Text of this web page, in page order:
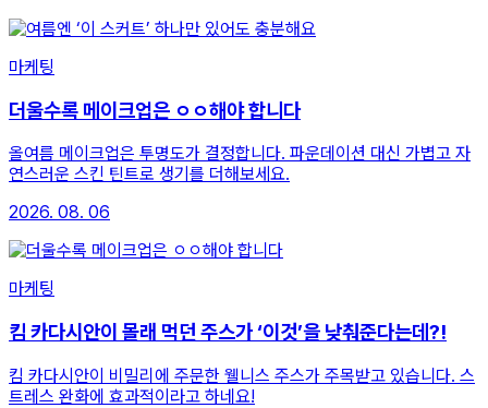
마케팅
더울수록 메이크업은 ㅇㅇ해야 합니다
올여름 메이크업은 투명도가 결정합니다. 파운데이션 대신 가볍고 자
연스러운 스킨 틴트로 생기를 더해보세요.
2026. 08. 06
마케팅
킴 카다시안이 몰래 먹던 주스가 ‘이것’을 낮춰준다는데?!
킴 카다시안이 비밀리에 주문한 웰니스 주스가 주목받고 있습니다. 스
트레스 완화에 효과적이라고 하네요!